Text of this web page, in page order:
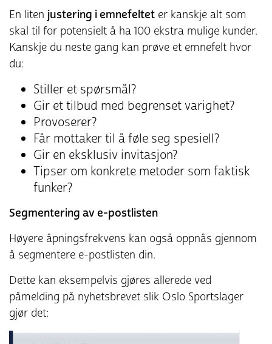
En liten justering i emnefeltet er kanskje alt som
skal til for potensielt å ha 100 ekstra mulige kunder.
Kanskje du neste gang kan prøve et emnefelt hvor
du:
Stiller et spørsmål?
Gir et tilbud med begrenset varighet?
Provoserer?
Får mottaker til å føle seg spesiell?
Gir en eksklusiv invitasjon?
Tipser om konkrete metoder som faktisk
funker?
Segmentering av e-postlisten
Høyere åpningsfrekvens kan også oppnås gjennom
å segmentere e-postlisten din.
Dette kan eksempelvis gjøres allerede ved
påmelding på nyhetsbrevet slik Oslo Sportslager
gjør det: